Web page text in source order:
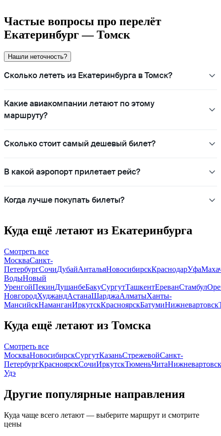
Частые вопросы про перелёт
Екатеринбург — Томск
Нашли неточность?
Сколько лететь из Екатеринбурга в Томск?
Какие авиакомпании летают по этому
маршруту?
Сколько стоит самый дешевый билет?
В какой аэропорт прилетает рейс?
Когда лучше покупать билеты?
Куда ещё летают из Екатеринбурга
Смотреть все
МоскваСанкт-
ПетербургСочиДубайАнтальяНовосибирскКраснодарУфа
ВодыНовый
УренгойПекинДушанбеБакуСургутТашкентЕреванСтамбул
НовгородХуджандАстанаШарджаАлматыХанты-
МансийскНаманганИркутскКрасноярскБатумиНижневартовск
Куда ещё летают из Томска
Смотреть все
МоскваНовосибирскСургутКазаньСтрежевойСанкт-
ПетербургКрасноярскСочиИркутскТюменьЧитаНижневартовск
Удэ
Другие популярные направления
Куда чаще всего летают — выберите маршрут и смотрите
цены